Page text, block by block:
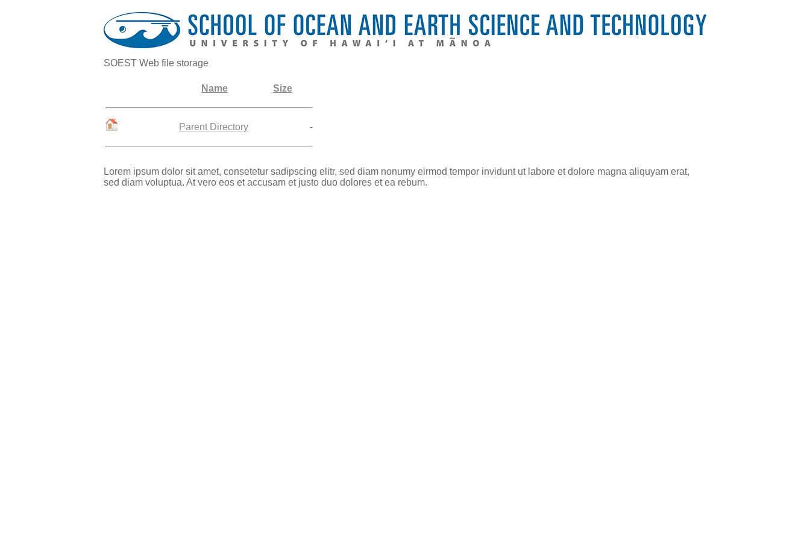
SOEST Web file storage
Name Size
Parent Directory -
Lorem ipsum dolor sit amet, consetetur sadipscing elitr, sed diam nonumy eirmod tempor invidunt ut labore et dolore magna aliquyam erat,
sed diam voluptua. At vero eos et accusam et justo duo dolores et ea rebum.